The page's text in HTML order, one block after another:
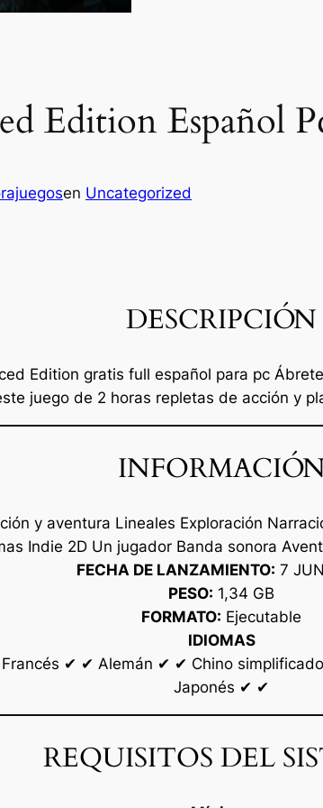
Edition Español
en Uncategorized
DESCRIPCIÓN
Edition gratis full español para pc
juego de 2 horas repletas de acción y
y aventura Lineales Exploración
Indie 2D Un jugador Banda sonora
FECHA DE LANZAMIENTO: 7
PESO: 1,34 GB
FORMATO: Ejecutable
IDIOMAS
✔ ✔ Alemán ✔ ✔ Chino
Japonés ✔ ✔
REQUISITOS DEL